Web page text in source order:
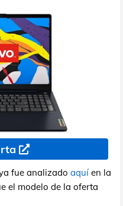
fue analizado aquí en la
el modelo de la oferta